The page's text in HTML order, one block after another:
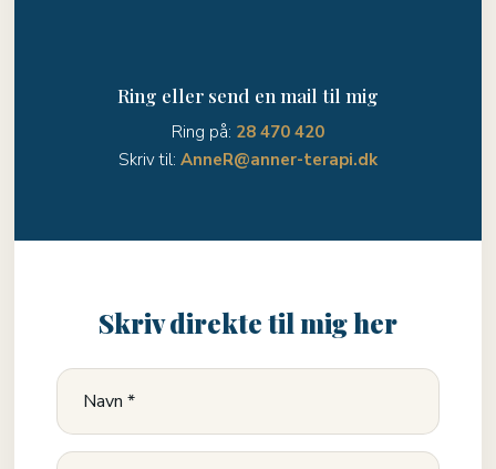
Ring eller send en mail til mig
Ring på: 28 470 420
Skriv til: AnneR@anner-terapi.dk
Skriv direkte til mig her​